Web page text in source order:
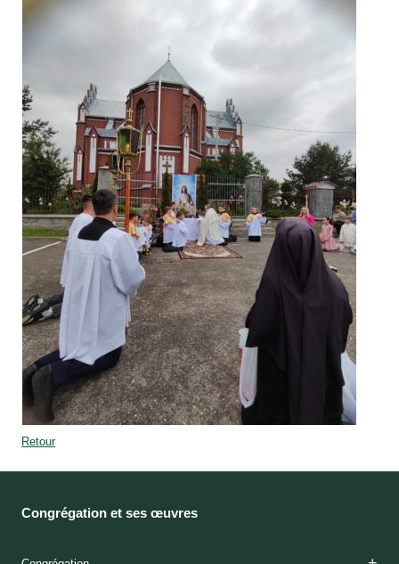
Retour
Congrégation et ses œuvres